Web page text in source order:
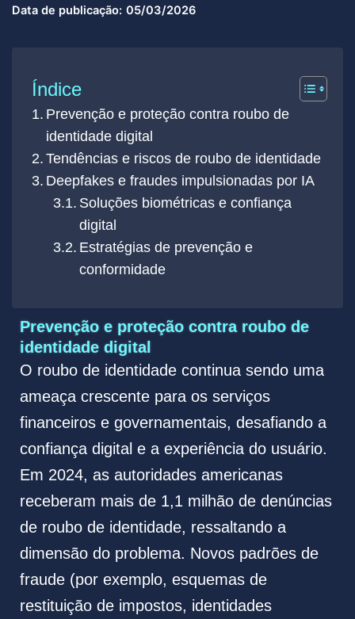
Data de publicação: 05/03/2026
Índice
Prevenção e proteção contra roubo de
identidade digital
Tendências e riscos de roubo de identidade
Deepfakes e fraudes impulsionadas por IA
Soluções biométricas e confiança
digital
Estratégias de prevenção e
conformidade
Prevenção e proteção contra roubo de
identidade digital
O roubo de identidade continua sendo uma
ameaça crescente para os serviços
financeiros e governamentais, desafiando a
confiança digital e a experiência do usuário.
Em 2024, as autoridades americanas
receberam mais de 1,1 milhão de denúncias
de roubo de identidade, ressaltando a
dimensão do problema. Novos padrões de
fraude (por exemplo, esquemas de
restituição de impostos, identidades